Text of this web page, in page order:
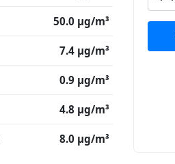
50.0 μg/m³
7.4 μg/m³
0.9 μg/m³
4.8 μg/m³
8.0 μg/m³